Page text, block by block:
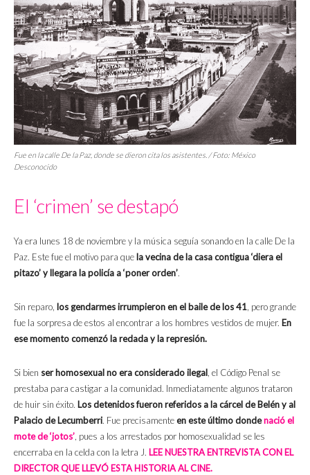
Fue en la calle De la Paz, donde se dieron cita los asistentes. / Foto: México
Desconocido
El ‘crimen’ se destapó
Ya era lunes 18 de noviembre y la música seguía sonando en la calle De la
Paz. Este fue el motivo para que la vecina de la casa contigua ‘diera el
pitazo’ y llegara la policía a ‘poner orden’.
Sin reparo, los gendarmes irrumpieron en el baile de los 41 , pero grande
fue la sorpresa de estos al encontrar a los hombres vestidos de mujer. En
ese momento comenzó la redada y la represión.
Si bien ser homosexual no era considerado ilegal , el Código Penal se
prestaba para castigar a la comunidad. Inmediatamente algunos trataron
de huir sin éxito. Los detenidos fueron referidos a la cárcel de Belén y al
Palacio de Lecumberri. Fue precisamenteen este último dondenació el
mote de ‘jotos’ , pues a los arrestados por homosexualidad se les
encerraba en la celda con la letra J. LEE NUESTRA ENTREVISTA CON EL
DIRECTOR QUE LLEVÓ ESTA HISTORIA AL CINE.